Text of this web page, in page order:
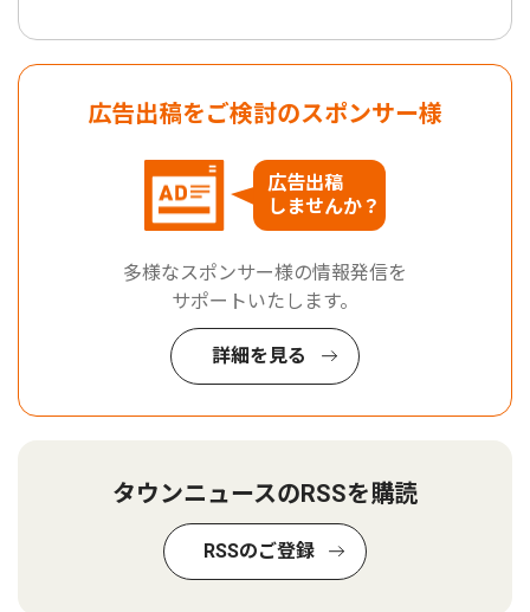
広告出稿をご検討のスポンサー様
広告出稿
しませんか？
多様なスポンサー様の情報発信を
サポートいたします。
詳細を見る
タウンニュースのRSSを購読
RSSのご登録